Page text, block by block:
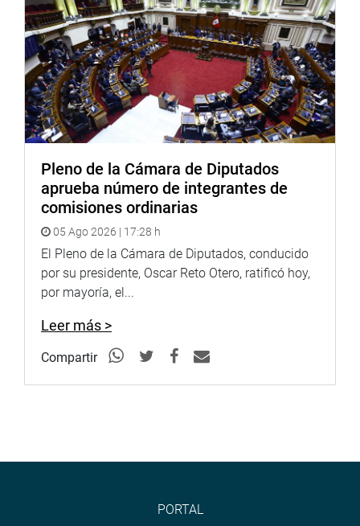
Pleno de la Cámara de Diputados
aprueba número de integrantes de
comisiones ordinarias
05 Ago 2026 | 17:28 h
El Pleno de la Cámara de Diputados, conducido
por su presidente, Oscar Reto Otero, ratificó hoy,
por mayoría, el...
Leer más >
Compartir
PORTAL